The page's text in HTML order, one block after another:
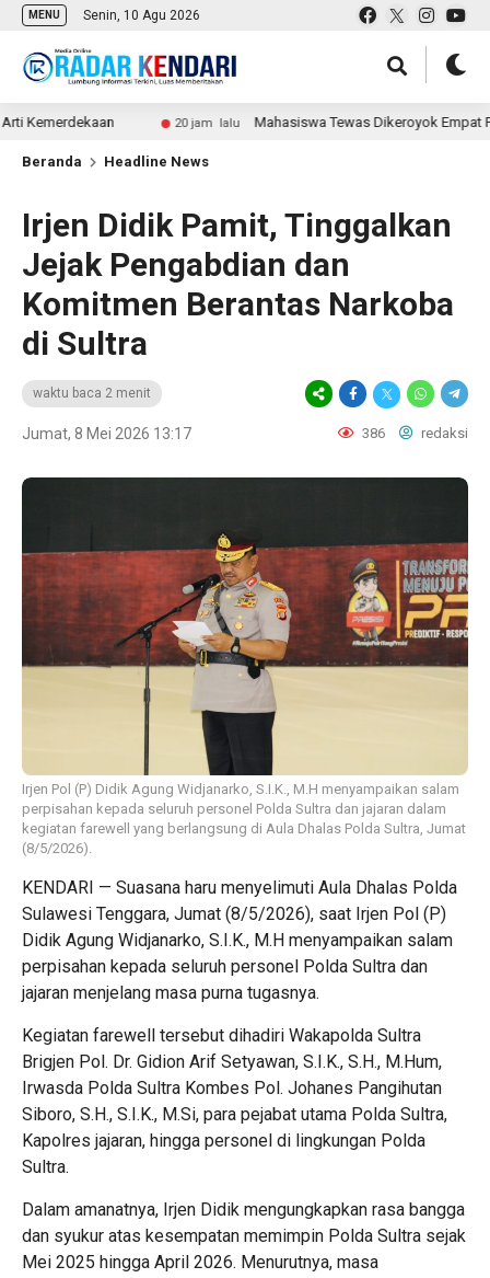
MENU Senin, 10 Agu 2026
20 jam lalu Mahasiswa Tewas Dikeroyok Empat Pria di
Beranda Headline News
Irjen Didik Pamit, Tinggalkan
Jejak Pengabdian dan
Komitmen Berantas Narkoba
di Sultra
waktu baca 2 menit
Jumat, 8 Mei 2026 13:17 386 redaksi
Irjen Pol (P) Didik Agung Widjanarko, S.I.K., M.H menyampaikan salam
perpisahan kepada seluruh personel Polda Sultra dan jajaran dalam
kegiatan farewell yang berlangsung di Aula Dhalas Polda Sultra, Jumat
(8/5/2026).
KENDARI — Suasana haru menyelimuti Aula Dhalas Polda
Sulawesi Tenggara, Jumat (8/5/2026), saat Irjen Pol (P)
Didik Agung Widjanarko, S.I.K., M.H menyampaikan salam
perpisahan kepada seluruh personel Polda Sultra dan
jajaran menjelang masa purna tugasnya.
Kegiatan farewell tersebut dihadiri Wakapolda Sultra
Brigjen Pol. Dr. Gidion Arif Setyawan, S.I.K., S.H., M.Hum,
Irwasda Polda Sultra Kombes Pol. Johanes Pangihutan
Siboro, S.H., S.I.K., M.Si, para pejabat utama Polda Sultra,
Kapolres jajaran, hingga personel di lingkungan Polda
Sultra.
Dalam amanatnya, Irjen Didik mengungkapkan rasa bangga
dan syukur atas kesempatan memimpin Polda Sultra sejak
Mei 2025 hingga April 2026. Menurutnya, masa